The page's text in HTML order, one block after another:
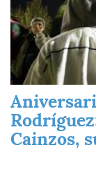
Cainzos,